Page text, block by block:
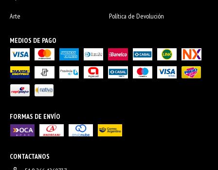
Arte Política de Devolución
MEDIOS DE PAGO
FORMAS DE ENVÍO
CONTACTANOS